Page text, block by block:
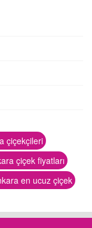
çiçekçileri
çiçek fiyatları
en ucuz çiçek